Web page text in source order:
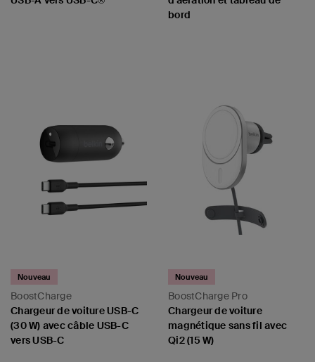
bord
BoostCharge
Nouveau
Chargeur de voiture USB-C
(30 W) avec câble USB-C
vers USB-C
BoostCharge Pro
Nouveau
Chargeur de voiture
magnétique sans fil avec
Qi2 (15 W)